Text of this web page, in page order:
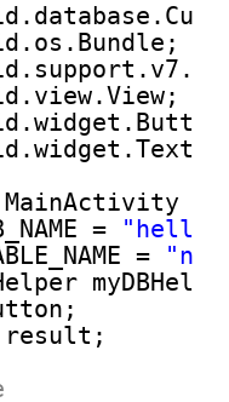
MainActivity
=
=
result;